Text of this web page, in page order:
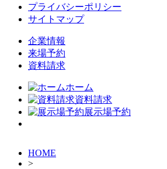
プライバシーポリシー
サイトマップ
企業情報
来場予約
資料請求
ホーム
資料請求
展示場予約
HOME
>